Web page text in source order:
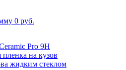
0 руб.
Pro 9H
на кузов
жидким стеклом